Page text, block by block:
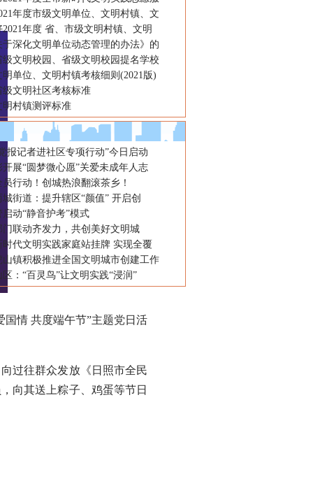
情 共度端午节”主题党日活
过往群众发放《日照市全民
向其送上粽子、鸡蛋等节日
年度市级文明单位、文明村镇、文
年度 省、市级文明村镇、文明
于深化文明单位动态管理的办法》的
级文明校园、省级文明校园提名学校
单位、文明村镇考核细则(2021版)
级文明社区考核标准
明村镇测评标准
报记者进社区专项行动”今日启动
展“圆梦微心愿”关爱未成年人志
行动！创城热浪翻滚茶乡！
街道：提升辖区“颜值” 开启创
动“静音护考”模式
门联动齐发力，共创美好文明城
时代文明实践家庭站挂牌 实现全覆
山镇积极推进全国文明城市创建工作
：“百灵鸟”让文明实践“浸润”